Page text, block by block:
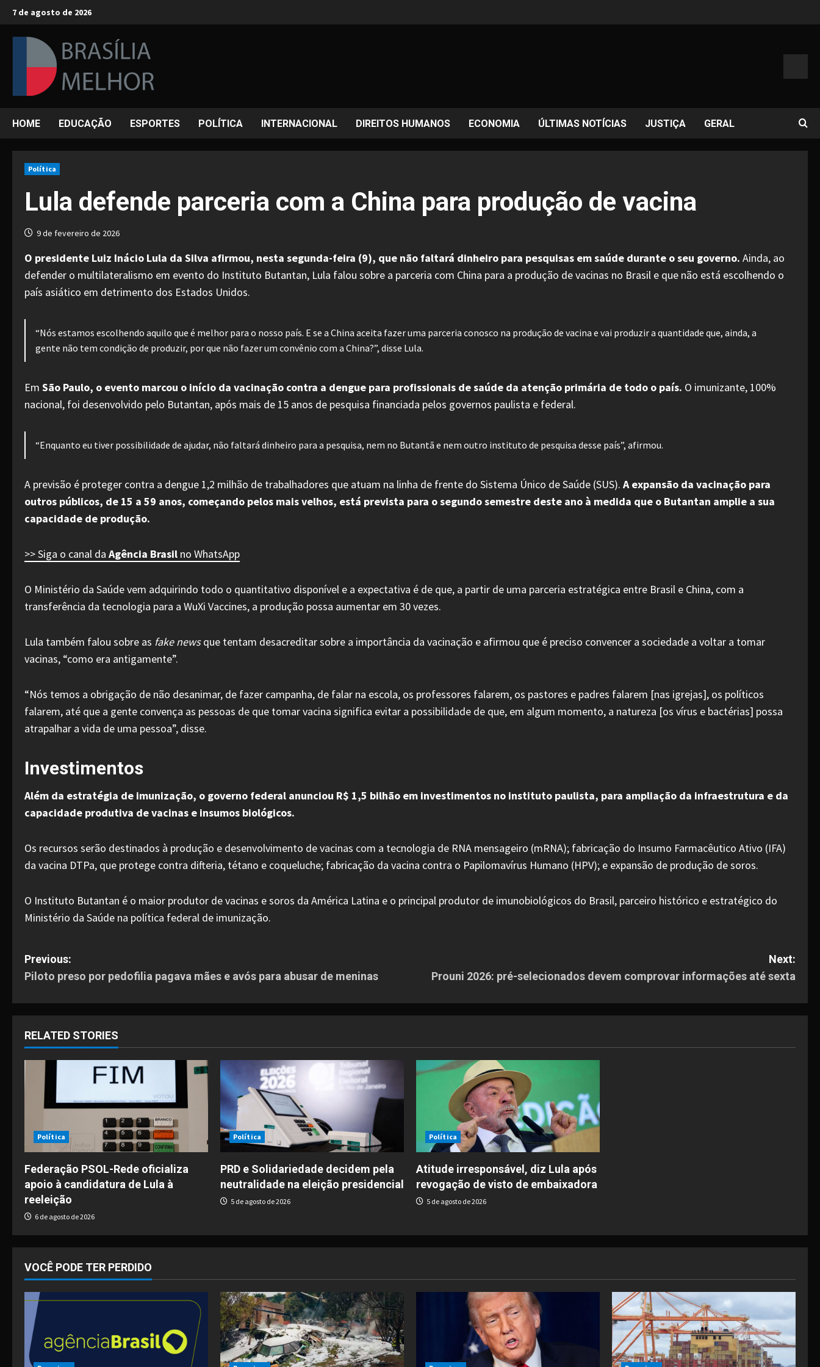
Skip
content
7 de agosto de 2026
HOME EDUCAÇÃO ESPORTES POLÍTICA INTERNACIONAL DIREITOS HUMANOS ECONOMIA ÚLTIMAS NOTÍCIAS JUSTIÇA GERAL
Política
Lula defende parceria com a China para produção de vacina
9 de fevereiro de 2026
O presidente Luiz Inácio Lula da Silva afirmou, nesta segunda-feira (9), que não faltará dinheiro para pesquisas em saúde durante o seu governo. Ainda, ao
defender o multilateralismo em evento do Instituto Butantan, Lula falou sobre a parceria com China para a produção de vacinas no Brasil e que não está escolhendo o
país asiático em detrimento dos Estados Unidos.
“Nós estamos escolhendo aquilo que é melhor para o nosso país. E se a China aceita fazer uma parceria conosco na produção de vacina e vai produzir a quantidade que, ainda, a
gente não tem condição de produzir, por que não fazer um convênio com a China?”, disse Lula.
Em São Paulo, o evento marcou o início da vacinação contra a dengue para profissionais de saúde da atenção primária de todo o país. O imunizante, 100%
nacional, foi desenvolvido pelo Butantan, após mais de 15 anos de pesquisa financiada pelos governos paulista e federal.
“Enquanto eu tiver possibilidade de ajudar, não faltará dinheiro para a pesquisa, nem no Butantã e nem outro instituto de pesquisa desse país”, afirmou.
A previsão é proteger contra a dengue 1,2 milhão de trabalhadores que atuam na linha de frente do Sistema Único de Saúde (SUS). A expansão da vacinação para
outros públicos, de 15 a 59 anos, começando pelos mais velhos, está prevista para o segundo semestre deste ano à medida que o Butantan amplie a sua
capacidade de produção.
>> Siga o canal da Agência Brasil no WhatsApp
O Ministério da Saúde vem adquirindo todo o quantitativo disponível e a expectativa é de que, a partir de uma parceria estratégica entre Brasil e China, com a
transferência da tecnologia para a WuXi Vaccines, a produção possa aumentar em 30 vezes.
Lula também falou sobre as fake newsque tentam desacreditar sobre a importância da vacinação e afirmou que é preciso convencer a sociedade a voltar a tomar
vacinas, “como era antigamente”.
“Nós temos a obrigação de não desanimar, de fazer campanha, de falar na escola, os professores falarem, os pastores e padres falarem [nas igrejas], os políticos
falarem, até que a gente convença as pessoas de que tomar vacina significa evitar a possibilidade de que, em algum momento, a natureza [os vírus e bactérias] possa
atrapalhar a vida de uma pessoa”, disse.
Investimentos
Além da estratégia de imunização, o governo federal anunciou R$ 1,5 bilhão em investimentos no instituto paulista, para ampliação da infraestrutura e da
capacidade produtiva de vacinas e insumos biológicos.
Os recursos serão destinados à produção e desenvolvimento de vacinas com a tecnologia de RNA mensageiro (mRNA); fabricação do Insumo Farmacêutico Ativo (IFA)
da vacina DTPa, que protege contra difteria, tétano e coqueluche; fabricação da vacina contra o Papilomavírus Humano (HPV); e expansão de produção de soros.
O Instituto Butantan é o maior produtor de vacinas e soros da América Latina e o principal produtor de imunobiológicos do Brasil, parceiro histórico e estratégico do
Ministério da Saúde na política federal de imunização.
P
s
t
n
a
i
g
a
t
i
o
n
Previous:
Piloto preso por pedofilia pagava mães e avós para abusar de meninas
Next:
Prouni 2026: pré-selecionados devem comprovar informações até sexta
RELATED STORIES
Política
Federação PSOL-Rede oficializa
apoio à candidatura de Lula à
reeleição
6 de agosto de 2026
Política
PRD e Solidariedade decidem pela
neutralidade na eleição presidencial
5 de agosto de 2026
Política
Atitude irresponsável, diz Lula após
revogação de visto de embaixadora
5 de agosto de 2026
VOCÊ PODE TER PERDIDO